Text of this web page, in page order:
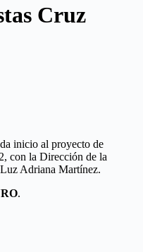
Cruz
inicio al proyecto de
con la Dirección de la
Adriana Martínez.
.